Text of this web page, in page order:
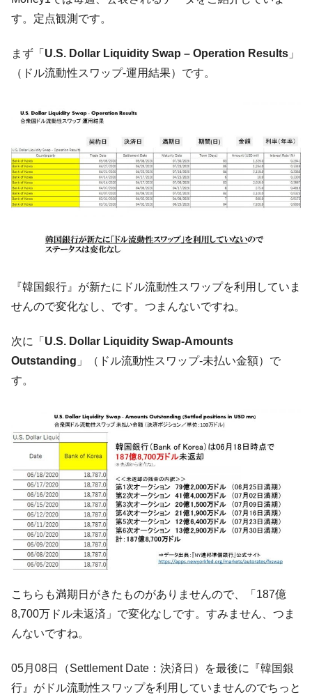
『Money1』
【対日本円】ウォン安が急進！ 日米の協調
は韓国で『BYD』車は売れている。6カ月で対前年同期比
『Money1』
在韓米国大使スティールが着韓！⇒ さっそ
ドを掲げる「在韓反米勢力」
『Money1』
韓国政府「2035年までに18.4GW規模のAIデ
ータセンター整備」⇒ だから無理だってば。
『Money1』
JPモルガン「韓国レバレッジETFの清算は
『Money1』
韓国『国民年金公団』株価暴落で200兆蒸
『Money1』
韓国政府「ニセＫ-ブランドを通報しようキ
ャンペーン」⇒ あの名物教授も登場！
ぎ」では。
『Money1』
韓国鉄鋼最大手『POSCO』ズブズブ沈む。
営業利益80.2％も減少
にぶん殴る法案」提出！⇒ クーパン問題は合衆国企業に対
する差別。許してはおかぬ
『Money1』
韓国ボンクラ政策室長･金容範、株価暴落に
他人事のような発言。
『Money1』
韓国半導体『SKハイニックス』2026年2Qの
業績「史上最高益」当期純利益は前年同期比13.4倍に。
『Money1』
韓国･加徳島新国際空港「またも暗礁」の危
機 ⇒ 10.7兆では損が出るからできない。
『Money1』
【速報】韓国株式市場の暴落・本日07月29
日(水)もサイドカー・サーキットブレイカーの二段コンボ
発動！
半分未満しか雇用を生まない
『Money1』
韓国「株式市場が賭博場のように変質した
す。定点観測です。
まず「 U.S. Dollar Liquidity Swap – Operation Results 」
（ドル流動性スワップ-運用結果）です。
『韓国銀行』が新たにドル流動性スワップを利用していま
せんので変化なし、です。つまんないですね。
次に「 U.S. Dollar Liquidity Swap-Amounts
Outstanding 」（ドル流動性スワップ-未払い金額）で
す。
こちらも満期日がきたものがありませんので、「187億
8,700万ドル未返済」で変化なしです。すみません、つま
んないですね。
05月08日（Settlement Date：決済日）を最後に『韓国銀
行』がドル流動性スワップを利用していませんのでちっと